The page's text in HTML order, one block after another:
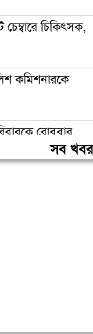
চিকিৎসক,
কমিশনারকে
রোববার
সব